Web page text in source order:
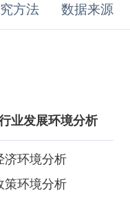
方法 数据来源
业发展环境分析
济环境分析
策环境分析